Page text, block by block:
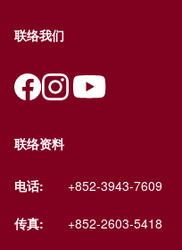
联络我们
联络资料
电话: +852-3943-7609
传真: +852-2603-5418